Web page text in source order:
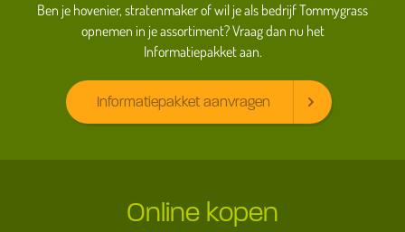
Ben je hovenier, stratenmaker of wil je als bedrijf Tommygrass
opnemen in je assortiment? Vraag dan nu het
Informatiepakket aan.
Informatiepakket aanvragen
Online kopen